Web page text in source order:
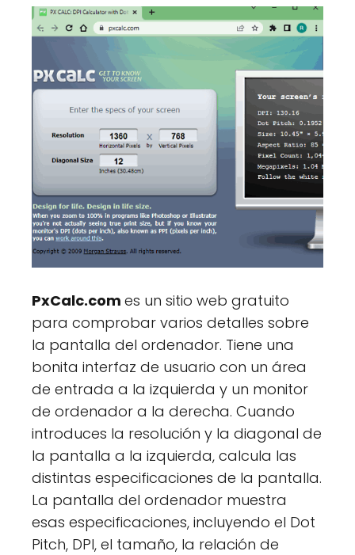
PxCalc.com es un sitio web gratuito
para comprobar varios detalles sobre
la pantalla del ordenador. Tiene una
bonita interfaz de usuario con un área
de entrada a la izquierda y un monitor
de ordenador a la derecha. Cuando
introduces la resolución y la diagonal de
la pantalla a la izquierda, calcula las
distintas especificaciones de la pantalla.
La pantalla del ordenador muestra
esas especificaciones, incluyendo el Dot
Pitch, DPI, el tamaño, la relación de